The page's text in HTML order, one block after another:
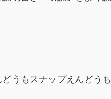
うもスナップえんどう